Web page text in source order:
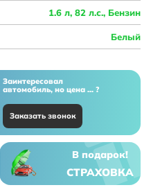
1.6 л, 82 л.с., Бензин
Белый
Заинтересовал
автомобиль, но цена ... ?
Заказать звонок
В подарок!
СТРАХОВКА